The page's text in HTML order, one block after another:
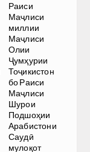
Раиси
Маҷлиси
миллии
Маҷлиси
Олии
Ҷумҳурии
Тоҷикистон
бо Раиси
Маҷлиси
Шурои
Подшоҳии
Арабистони
Саудӣ
мулоқот